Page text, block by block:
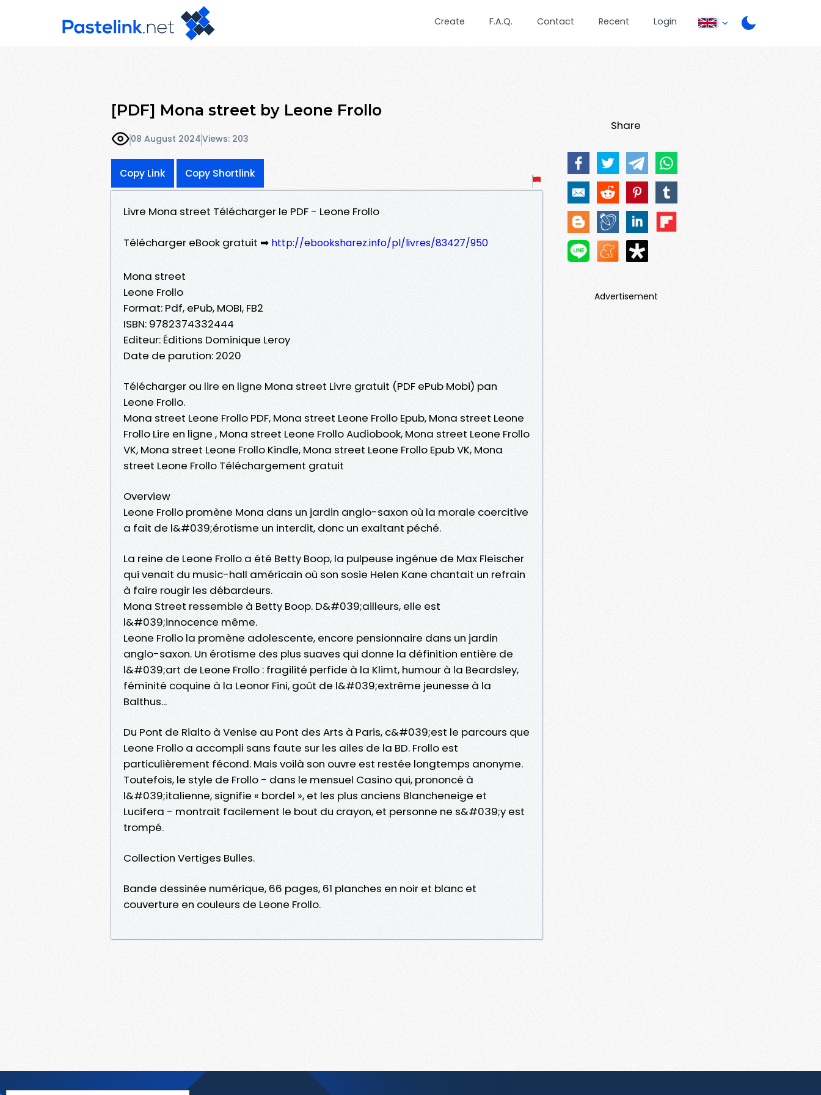
Create F.A.Q. Contact Recent Login
[PDF] Mona street by Leone Frollo
08 August 2024Views: 203
Copy Link Copy Shortlink
Livre Mona street Télécharger le PDF - Leone Frollo
Télécharger eBook gratuit ➡ http://ebooksharez.info/pl/livres/83427/950
Mona street
Leone Frollo
Format: Pdf, ePub, MOBI, FB2
ISBN: 9782374332444
Editeur: Éditions Dominique Leroy
Date de parution: 2020
Télécharger ou lire en ligne Mona street Livre gratuit (PDF ePub Mobi) pan
Leone Frollo.
Mona street Leone Frollo PDF, Mona street Leone Frollo Epub, Mona street Leone
Frollo Lire en ligne , Mona street Leone Frollo Audiobook, Mona street Leone Frollo
VK, Mona street Leone Frollo Kindle, Mona street Leone Frollo Epub VK, Mona
street Leone Frollo Téléchargement gratuit
Overview
Leone Frollo promène Mona dans un jardin anglo-saxon où la morale coercitive
a fait de l&#039;érotisme un interdit, donc un exaltant péché.
La reine de Leone Frollo a été Betty Boop, la pulpeuse ingénue de Max Fleischer
qui venait du music-hall américain où son sosie Helen Kane chantait un refrain
à faire rougir les débardeurs.
Mona Street ressemble à Betty Boop. D&#039;ailleurs, elle est
l&#039;innocence même.
Leone Frollo la promène adolescente, encore pensionnaire dans un jardin
anglo-saxon. Un érotisme des plus suaves qui donne la définition entière de
l&#039;art de Leone Frollo : fragilité perfide à la Klimt, humour à la Beardsley,
féminité coquine à la Leonor Fini, goût de l&#039;extrême jeunesse à la
Balthus...
Du Pont de Rialto à Venise au Pont des Arts à Paris, c&#039;est le parcours que
Leone Frollo a accompli sans faute sur les ailes de la BD. Frollo est
particulièrement fécond. Mais voilà son ouvre est restée longtemps anonyme.
Toutefois, le style de Frollo - dans le mensuel Casino qui, prononcé à
l&#039;italienne, signifie « bordel », et les plus anciens Blancheneige et
Lucifera - montrait facilement le bout du crayon, et personne ne s&#039;y est
trompé.
Collection Vertiges Bulles.
Bande dessinée numérique, 66 pages, 61 planches en noir et blanc et
couverture en couleurs de Leone Frollo.
Share
Advertisement